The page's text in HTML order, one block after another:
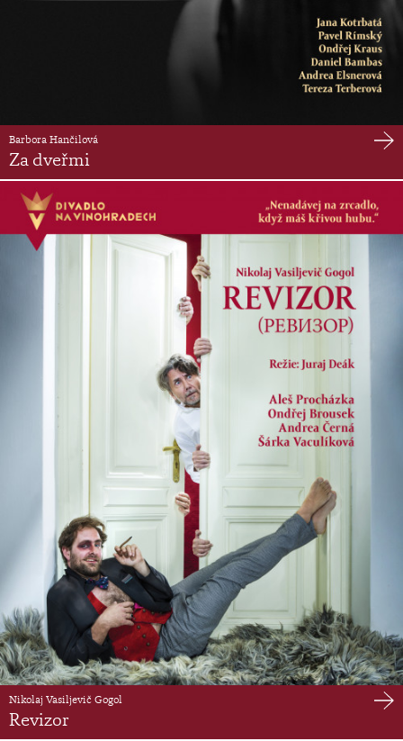
Barbora Hančilová
Za dveřmi
Nikolaj Vasiljevič Gogol
Revizor